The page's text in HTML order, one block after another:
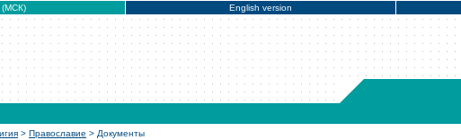
(МСК) English version
> Православие > Документы